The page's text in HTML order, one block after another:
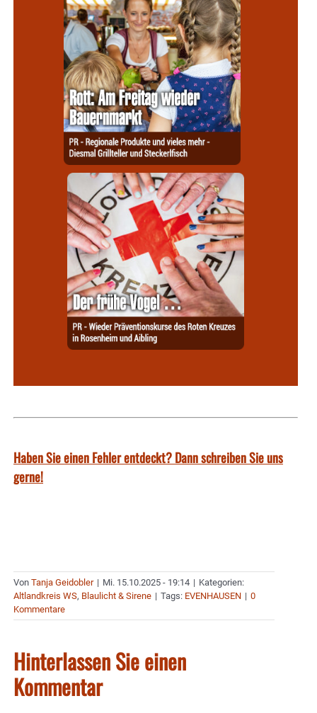
Haben Sie einen Fehler entdeckt? Dann schreiben Sie uns
gerne!
Von Tanja Geidobler | Mi. 15.10.2025 - 19:14 | Kategorien:
Altlandkreis WS, Blaulicht & Sirene | Tags: EVENHAUSEN | 0
Kommentare
Hinterlassen Sie einen
Kommentar